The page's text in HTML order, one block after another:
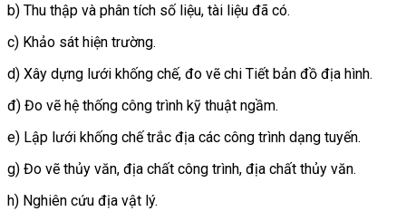
b) Thu thập và phân tích số liệu, tài liệu đã có.
c) Khảo sát hiện trường.
d) Xây dựng lưới khống chế, đo vẽ chi Tiết bản đồ địa hình.
đ) Đo vẽ hệ thống công trình kỹ thuật ngầm.
e) Lập lưới khống chế trắc địa các công trình dạng tuyến.
g) Đo vẽ thủy văn, địa chất công trình, địa chất thủy văn.
h) Nghiên cứu địa vật lý.